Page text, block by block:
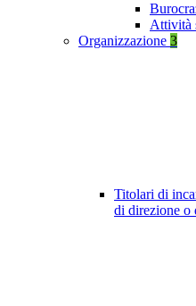
Attività
Organizzazione 3
Titolari di
di direzione o